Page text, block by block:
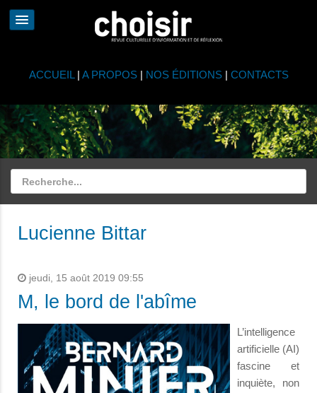
ACCUEIL | A PROPOS| NOS ÉDITIONS| CONTACTS
Lucienne Bittar
jeudi, 15 août 2019 09:55
M, le bord de l'abîme
L’intelligence
artificielle (AI)
fascine et
inquiète, non